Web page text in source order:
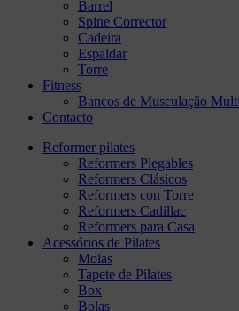
Barrel
Spine Corrector
Cadeira
Espaldar
Torre
Fitness
Bancos de Musculação
Contacto
Reformer pilates
Reformers Plegables
Reformers Clásicos
Reformers con Torre
Reformers Cadillac
Reformers para Casa
Acessórios de Pilates
Molas
Tapete de Pilates
Box
Bolas